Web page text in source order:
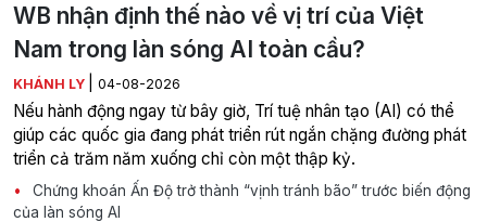
WB nhận định thế nào về vị trí của Việt
Nam trong làn sóng AI toàn cầu?
KHÁNH LY 04-08-2026
Nếu hành động ngay từ bây giờ, Trí tuệ nhân tạo (AI) có thể
giúp các quốc gia đang phát triển rút ngắn chặng đường phát
triển cả trăm năm xuống chỉ còn một thập kỷ.
Chứng khoán Ấn Độ trở thành “vịnh tránh bão” trước biến động
của làn sóng AI